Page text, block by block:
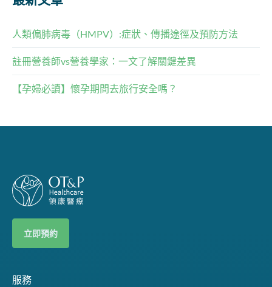
人類偏肺病毒（HMPV）:症狀、傳播途徑及預防方法
註冊營養師vs營養學家：一文了解關鍵差異
【孕婦必讀】懷孕期間去旅行安全嗎？
立即預約
服務